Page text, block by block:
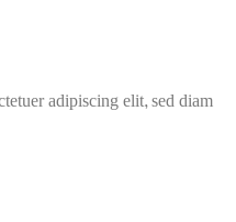
adipiscing elit, sed diam